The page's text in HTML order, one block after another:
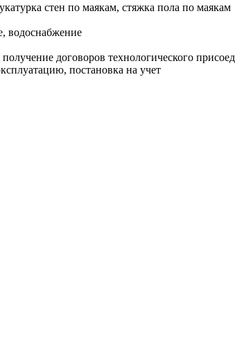
стен по маякам, стяжка пола по маякам
водоснабжение
договоров технологического
постановка на учет